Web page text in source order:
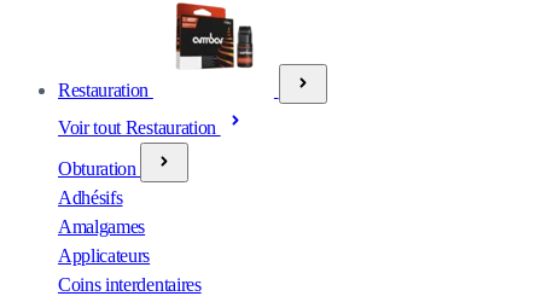
Restauration
Voir tout Restauration
Obturation
Adhésifs
Amalgames
Applicateurs
Coins interdentaires